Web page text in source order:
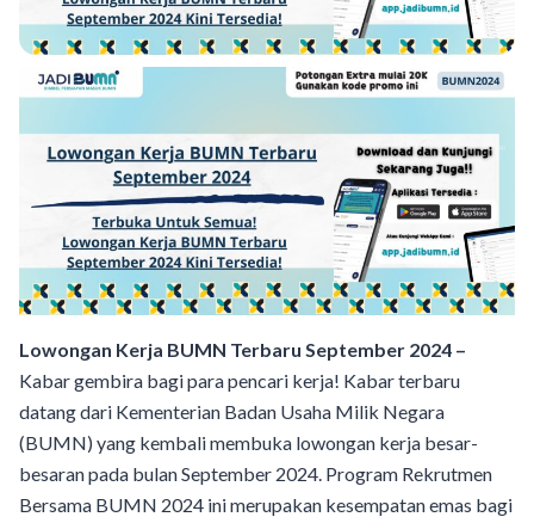
Lowongan Kerja BUMN Terbaru September 2024 –
Kabar gembira bagi para pencari kerja! Kabar terbaru
datang dari Kementerian Badan Usaha Milik Negara
(BUMN) yang kembali membuka lowongan kerja besar-
besaran pada bulan September 2024. Program Rekrutmen
Bersama BUMN 2024 ini merupakan kesempatan emas bagi